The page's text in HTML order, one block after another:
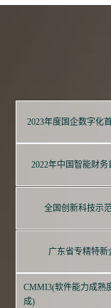
2023年度国企数字化
2022年中国智能财务
全国创新科技示
广东省专精特新
CMMI3(软件能力成熟
成)